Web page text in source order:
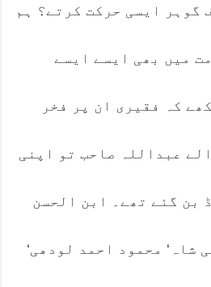
گوہر ایسی حرکت کرتے؟ ہم
میں بھی ایسے ایسے
کہ فقیری ان پر فخر
عبداللہ صاحب تو اپنی
بن گئے تھے۔ ابن الحسن
شاہ‘ محمود احمد لودھی‘